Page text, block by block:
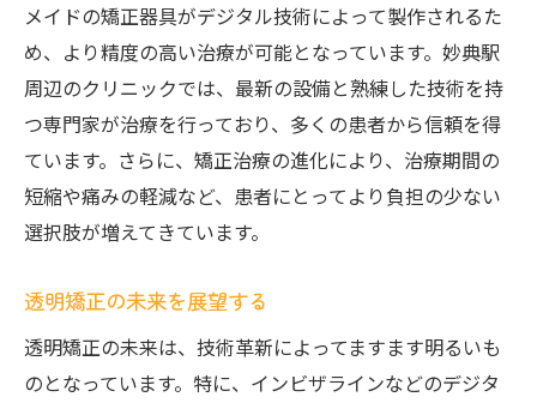
妙典駅周辺の矯正歯科クリニック紹介
透明マウスピースの効果と治療例
成功事例に学ぶ矯正治療の効果
妙典駅で体験できる最先端の矯正技術
歯並び改善と健康への影響
透明マウスピースの選択がもたらす利点
日常生活でのストレスを軽減する方法
透明マウスピースを活用した日々のケア
仕事やプライベートでの活用法
メイドの矯正器具がデジタル技術によって製作されるた
め、より精度の高い治療が可能となっています。妙典駅
周辺のクリニックでは、最新の設備と熟練した技術を持
つ専門家が治療を行っており、多くの患者から信頼を得
ています。さらに、矯正治療の進化により、治療期間の
短縮や痛みの軽減など、患者にとってより負担の少ない
選択肢が増えてきています。
透明矯正の未来を展望する
透明矯正の未来は、技術革新によってますます明るいも
のとなっています。特に、インビザラインなどのデジタ